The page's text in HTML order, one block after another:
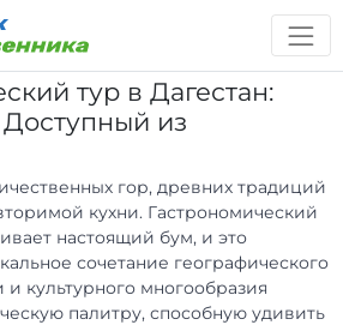
тур в Дагестан:
Доступный из
гор, древних традиций
кухни. Гастрономический
настоящий бум, и это
сочетание географического
культурного многообразия
палитру, способную удивить